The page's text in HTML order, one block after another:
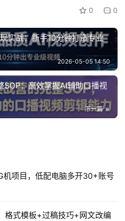
0 0
实战：新手10分钟打造专业
2026-05-05 14:50
SOP：高效掌握AI辅助口播视
下一篇
机项目，低配电脑多开30+账号
格式模板+过稿技巧+网文改编